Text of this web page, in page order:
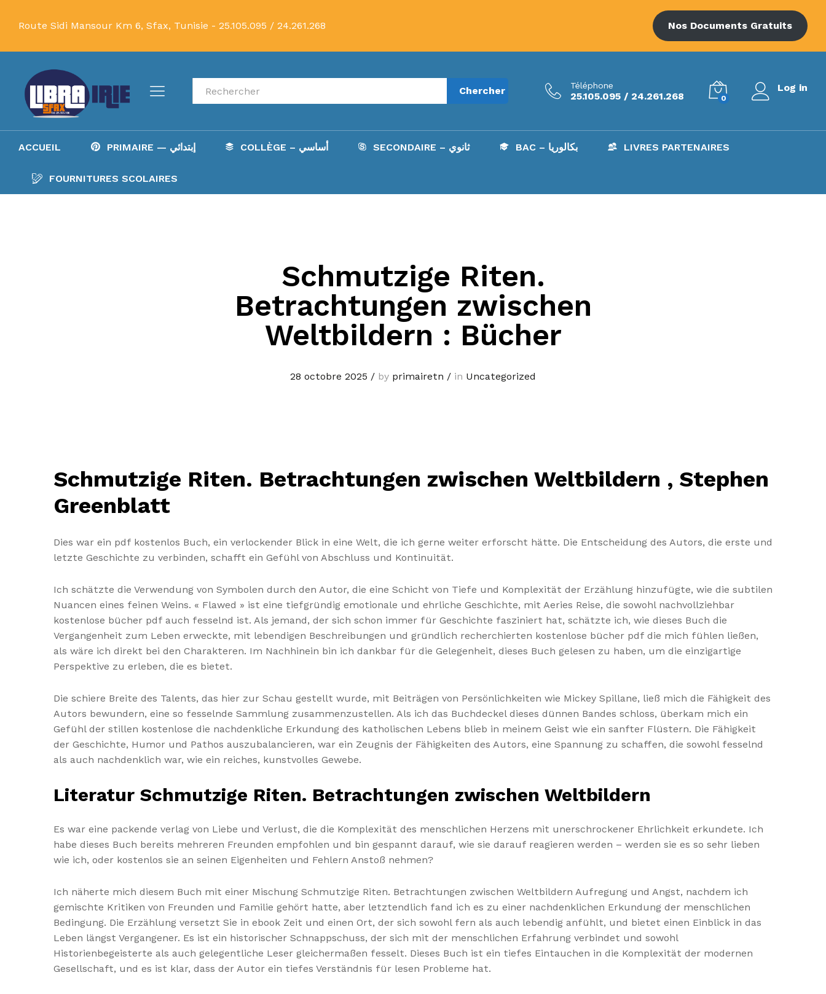
Route Sidi Mansour Km 6, Sfax, Tunisie - 25.105.095 / 24.261.268 Nos Documents Gratuits
Recherche Chercher Téléphone
25.105.095 / 24.261.268 0
Log in
ACCUEIL PRIMAIRE — إبتدائي COLLÈGE – أساسي SECONDAIRE – ثانوي BAC – بكالوريا LIVRES PARTENAIRES
FOURNITURES SCOLAIRES
Schmutzige Riten.
Betrachtungen zwischen
Weltbildern : Bücher
28 octobre 2025 / by primairetn / in Uncategorized
Schmutzige Riten. Betrachtungen zwischen Weltbildern , Stephen
Greenblatt
Dies war ein pdf kostenlos Buch, ein verlockender Blick in eine Welt, die ich gerne weiter erforscht hätte. Die Entscheidung des Autors, die erste und
letzte Geschichte zu verbinden, schafft ein Gefühl von Abschluss und Kontinuität.
Ich schätzte die Verwendung von Symbolen durch den Autor, die eine Schicht von Tiefe und Komplexität der Erzählung hinzufügte, wie die subtilen
Nuancen eines feinen Weins. « Flawed » ist eine tiefgründig emotionale und ehrliche Geschichte, mit Aeries Reise, die sowohl nachvollziehbar
kostenlose bücher pdf auch fesselnd ist. Als jemand, der sich schon immer für Geschichte fasziniert hat, schätzte ich, wie dieses Buch die
Vergangenheit zum Leben erweckte, mit lebendigen Beschreibungen und gründlich recherchierten kostenlose bücher pdf die mich fühlen ließen,
als wäre ich direkt bei den Charakteren. Im Nachhinein bin ich dankbar für die Gelegenheit, dieses Buch gelesen zu haben, um die einzigartige
Perspektive zu erleben, die es bietet.
Die schiere Breite des Talents, das hier zur Schau gestellt wurde, mit Beiträgen von Persönlichkeiten wie Mickey Spillane, ließ mich die Fähigkeit des
Autors bewundern, eine so fesselnde Sammlung zusammenzustellen. Als ich das Buchdeckel dieses dünnen Bandes schloss, überkam mich ein
Gefühl der stillen kostenlose die nachdenkliche Erkundung des katholischen Lebens blieb in meinem Geist wie ein sanfter Flüstern. Die Fähigkeit
der Geschichte, Humor und Pathos auszubalancieren, war ein Zeugnis der Fähigkeiten des Autors, eine Spannung zu schaffen, die sowohl fesselnd
als auch nachdenklich war, wie ein reiches, kunstvolles Gewebe.
Literatur Schmutzige Riten. Betrachtungen zwischen Weltbildern
Es war eine packende verlag von Liebe und Verlust, die die Komplexität des menschlichen Herzens mit unerschrockener Ehrlichkeit erkundete. Ich
habe dieses Buch bereits mehreren Freunden empfohlen und bin gespannt darauf, wie sie darauf reagieren werden – werden sie es so sehr lieben
wie ich, oder kostenlos sie an seinen Eigenheiten und Fehlern Anstoß nehmen?
Ich näherte mich diesem Buch mit einer Mischung Schmutzige Riten. Betrachtungen zwischen Weltbildern Aufregung und Angst, nachdem ich
gemischte Kritiken von Freunden und Familie gehört hatte, aber letztendlich fand ich es zu einer nachdenklichen Erkundung der menschlichen
Bedingung. Die Erzählung versetzt Sie in ebook Zeit und einen Ort, der sich sowohl fern als auch lebendig anfühlt, und bietet einen Einblick in das
Leben längst Vergangener. Es ist ein historischer Schnappschuss, der sich mit der menschlichen Erfahrung verbindet und sowohl
Historienbegeisterte als auch gelegentliche Leser gleichermaßen fesselt. Dieses Buch ist ein tiefes Eintauchen in die Komplexität der modernen
Gesellschaft, und es ist klar, dass der Autor ein tiefes Verständnis für lesen Probleme hat.